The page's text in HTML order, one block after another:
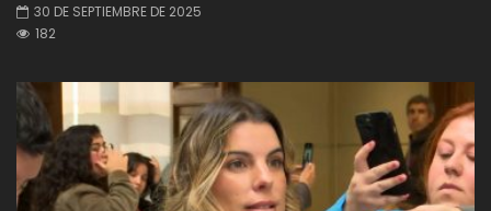
30 DE SEPTIEMBRE DE 2025
182